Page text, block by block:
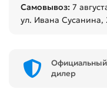
Самовывоз: 7
ул. Ивана Сусанина,
Официальный
дилер